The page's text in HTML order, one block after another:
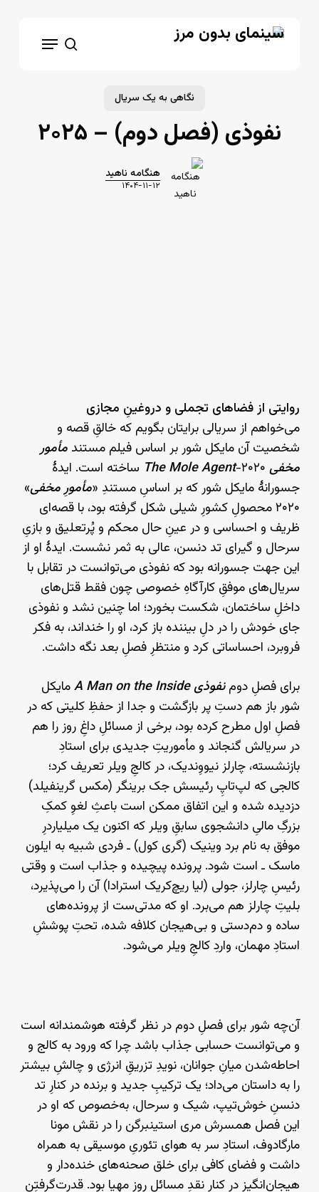
search
Menu
نگاهی به یک سریال
نفوذی (فصل دوم) – ۲۰۲۵
هنگامه ناهید
۱۴۰۴-۱۱-۱۲
روایتی از فضاهای تجملی و دروغینِ مجازی
می‌خواهم از سریالی برایتان بگویم که خالقِ قصه و
شخصیت آن مایکل شور بر اساس فیلم مستند مأمور
مخفی
The Mole Agent -۲۰۲۰ ساخته است. ایدهٔ
جسورانهٔ مایکل شور که بر اساسِ مستندِ «مأمورِ مخفی»
۲۰۲۰ محصولِ کشورِ شیلی شکل گرفته بود، با قصه‌ای
ظریف و احساسی و در عینِ حال محکم و پُرتعلیق‌ و بازیِ
سرحال و گیرای تد دنسن، عالی به ثمر نشست. ایدهٔ او از
این جهت جسورانه بود که نفوذی می‌توانست در تقابل با
سریال‌های موفقِ کارآگاهِ خصوصی چون فقط قتل‌های
داخلِ ساختمان، شکست بخورد؛ اما چنین نشد و نفوذی
جای خودش را در دلِ بیننده باز کرد، او را خنداند، به فکر
فروبرد، احساساتی کرد و منتظرِ فصلِ بعد نگه داشت.
برای فصلِ دومنفوذیA Man on the Insideمایکل
شور باز هم دستِ پر بازگشت و جدا از حفظِ کلیتی که در
فصلِ اول مطرح کرده بود، برخی از مسائلِ داغِ روز را هم
در سریالش گنجاند و مأموریتِ جدیدی برای استادِ
بازنشسته، چارلز نیووِندیک، در کالجِ ویلر تعریف کرد؛
کالجی که لپ‌تاپِ رئیسش جک برینگر (مکس گرینفیلد)
دزدیده شده و این اتفاق ممکن است باعثِ لغوِ کمکِ
بزرگِ مالیِ دانشجوی سابقِ ویلر که اکنون یک میلیاردرِ
موفق به نام برد وینیک (گری کول) ـ فردی شبیه به ایلون
ماسک ـ است شود. پرونده پیچیده و جذاب است و وقتی
رئیسِ چارلز، جولی (لیا ریچ‌کریک استرادا) آن را می‌پذیرد،
بلیتِ چارلز هم می‌برد. او که مدتی‌ست از پرونده‌های
ساده و دم‌دستی و بی‌هیجان کلافه شده، تحتِ پوششِ
استادِ مهمان، واردِ کالجِ ویلر می‌شود.
آن‌چه شور برای فصلِ دوم در نظر گرفته هوشمندانه است
و می‌توانست حسابی جذاب باشد چرا که ورود به کالج و
احاطه‌شدن میانِ جوانان، نویدِ تزریقِ انرژی و چالشِ بیشتر
را به داستان می‌داد؛ یک ترکیبِ جدید و برنده در کنارِ تد
دنسنِ خوش‌تیپ، شیک و سرحال، به‌خصوص که او در
این فصل همسرش مری استینبرگن را در نقش مونا
مارگادوف، استادِ سر به هوای تئوریِ موسیقی به همراه
داشت و فضای کافی برای خلق صحنه‌های خنده‌دار و
هیجان‌انگیز در کنارِ نقدِ مسائل روز مهیا بود. قدرت‌گرفتِن